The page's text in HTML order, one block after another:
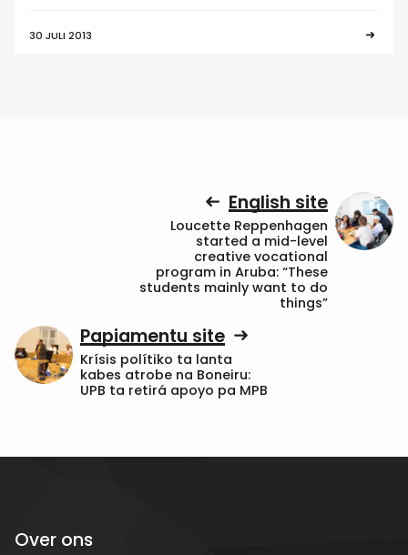
30 JULI 2013
English site
Loucette Reppenhagen
started a mid-level
creative vocational
program in Aruba: “These
students mainly want to do
things”
Papiamentu site
Krísis polítiko ta lanta
kabes atrobe na Boneiru:
UPB ta retirá apoyo pa MPB
Over ons